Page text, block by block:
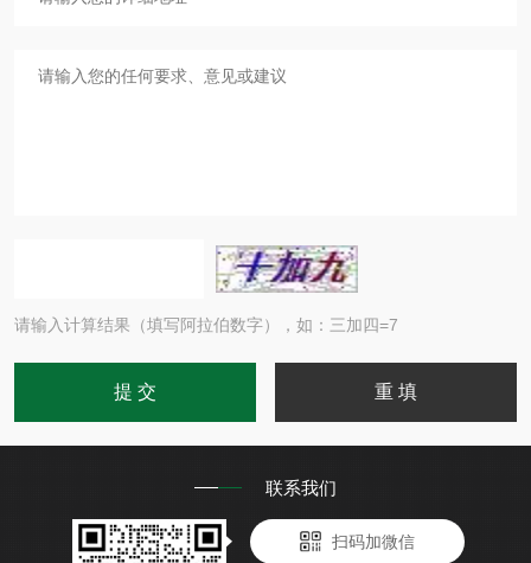
请输入计算结果（填写阿拉伯数字），如：三加四=7
联系我们
扫码加微信